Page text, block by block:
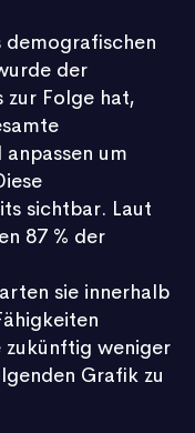
der
Folge hat,
um
sichtbar. Laut
87 % der
sie innerhalb
zukünftig weniger
Grafik zu